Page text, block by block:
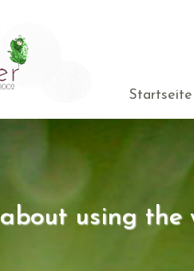
Startseite
using the